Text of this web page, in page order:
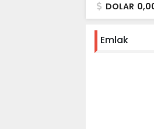
DOLAR
Emlak